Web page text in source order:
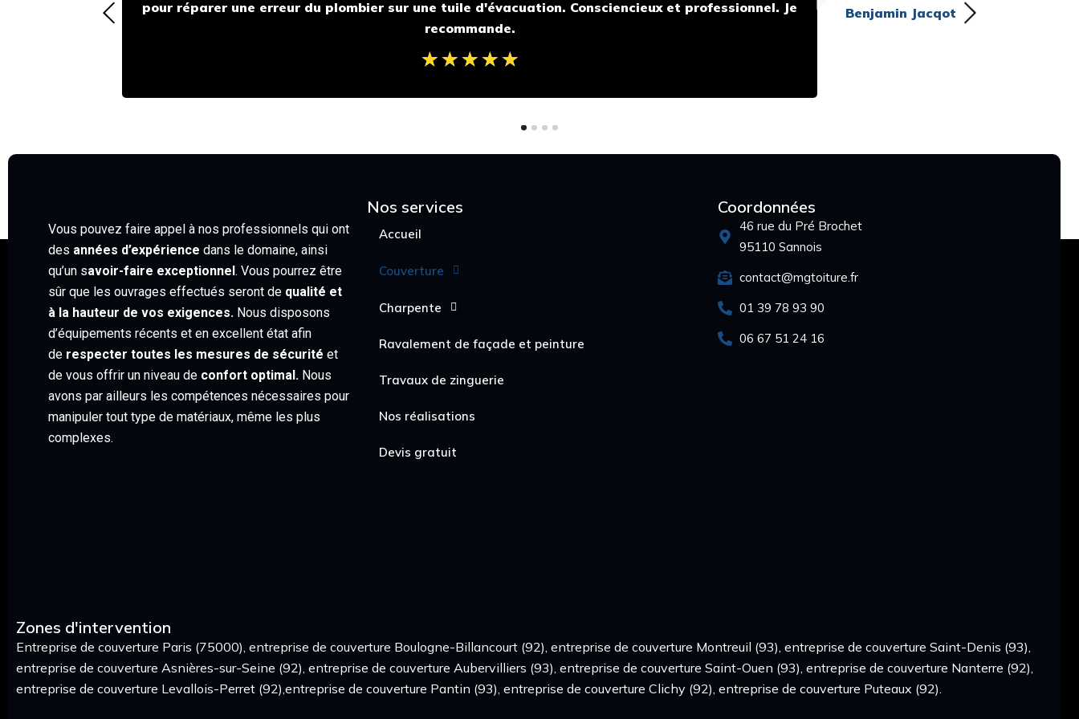
Benjamin Jacqot
pour réparer une erreur du plombier sur une tuile d'évacuation. Consciencieux et professionnel. Je
recommande.
☆ ☆ ☆ ☆ ☆
Vous pouvez faire appel à nos professionnels qui ont
des années d’expérience dans le domaine, ainsi
qu’un savoir-faire exceptionnel . Vous pourrez être
sûr que les ouvrages effectués seront de qualité et
à la hauteur de vos exigences. Nous disposons
d’équipements récents et en excellent état afin
de respecter toutes les mesures de sécurité et
de vous offrir un niveau de confort optimal. Nous
avons par ailleurs les compétences nécessaires pour
manipuler tout type de matériaux, même les plus
complexes.
Nos services
Accueil
Couverture
Charpente
Ravalement de façade et peinture
Travaux de zinguerie
Nos réalisations
Devis gratuit
Coordonnées
46 rue du Pré Brochet
95110 Sannois
contact@mgtoiture.fr
01 39 78 93 90
06 67 51 24 16
Zones d'intervention
Entreprise de couverture Paris (75000), entreprise de couverture Boulogne-Billancourt (92), entreprise de couverture Montreuil (93), entreprise de couverture Saint-Denis (93),
entreprise de couverture Asnières-sur-Seine (92), entreprise de couverture Aubervilliers (93), entreprise de couverture Saint-Ouen (93), entreprise de couverture Nanterre (92),
entreprise de couverture Levallois-Perret (92),entreprise de couverture Pantin (93), entreprise de couverture Clichy (92), entreprise de couverture Puteaux (92).